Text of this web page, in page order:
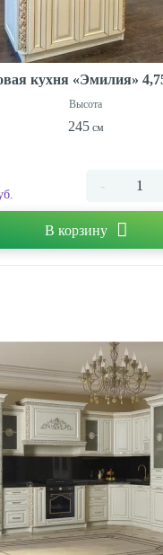
кухня «Эмилия»
245
-
В корзину